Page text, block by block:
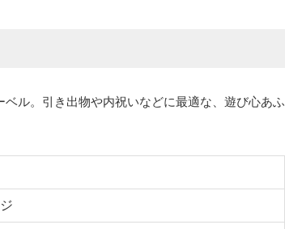
ル。引き出物や内祝いなどに最適な、遊び心あふ